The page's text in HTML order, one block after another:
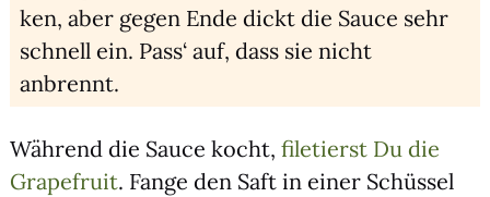
ken, aber gegen Ende dickt die Sau­ce sehr
schnell ein. Pass‘ auf, dass sie nicht
anbrennt.
Wäh­rend die Sau­ce kocht, file­tierst Du die
Grape­fruit. Fan­ge den Saft in einer Schüs­sel